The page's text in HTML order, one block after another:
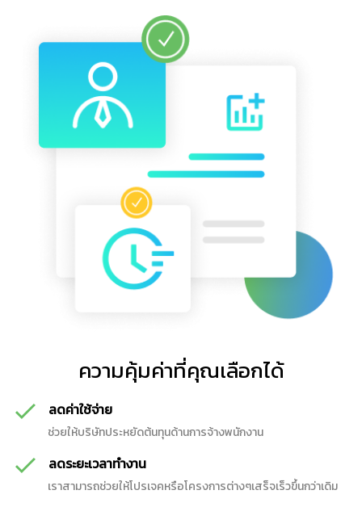
ความคุ้มค่าที่คุณเลือกได้
ลดค่าใช้จ่าย
ช่วยให้บริษัทประหยัดต้นทุนด้านการจ้างพนักงาน
ลดระยะเวลาทำงาน
เราสามารถช่วยให้โปรเจคหรือโครงการต่างๆเสร็จเร็วขึ้นกว่าเดิม